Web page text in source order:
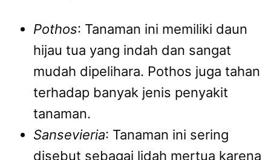
Pothos: Tanaman ini memiliki daun
hijau tua yang indah dan sangat
mudah dipelihara. Pothos juga tahan
terhadap banyak jenis penyakit
tanaman.
Sansevieria: Tanaman ini sering
disebut sebagai lidah mertua karena